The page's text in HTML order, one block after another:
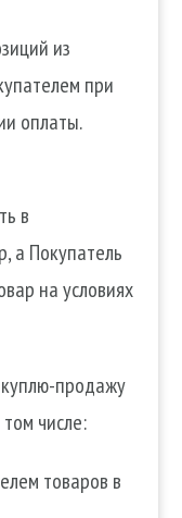
из
при
оплаты.
в
а Покупатель
на условиях
продажу
числе:
товаров в